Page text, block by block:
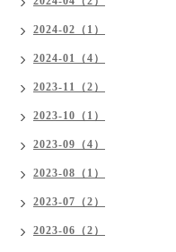
2024-02（1）
2024-01（4）
2023-11（2）
2023-10（1）
2023-09（4）
2023-08（1）
2023-07（2）
2023-06（2）